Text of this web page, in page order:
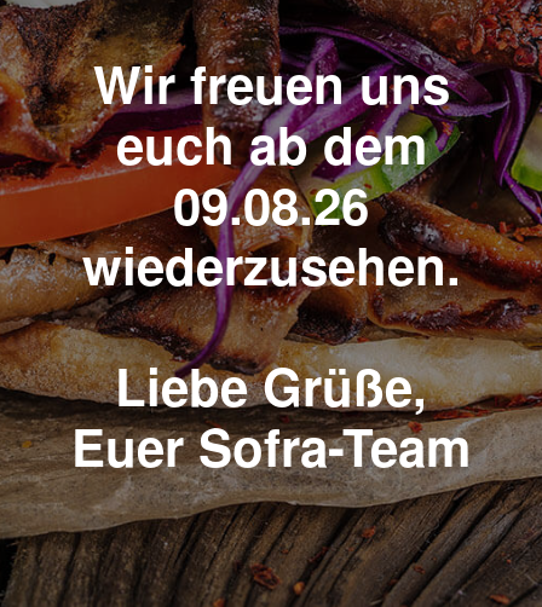
Wir freuen uns
euch ab dem
09.08.26
wiederzusehen.
Liebe Grüße,
Euer Sofra-Team